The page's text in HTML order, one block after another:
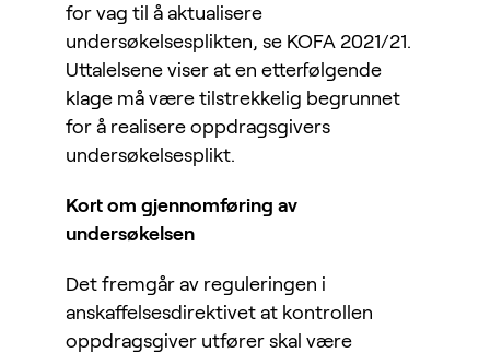
for vag til å aktualisere
undersøkelsesplikten, se KOFA 2021/21.
Uttalelsene viser at en etterfølgende
klage må være tilstrekkelig begrunnet
for å realisere oppdragsgivers
undersøkelsesplikt.
Kort om gjennomføring av
undersøkelsen
Det fremgår av reguleringen i
anskaffelsesdirektivet at kontrollen
oppdragsgiver utfører skal være